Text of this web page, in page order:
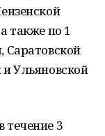
также по 1
Саратовской
Ульяновской
течение 3